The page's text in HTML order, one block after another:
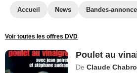
Accueil News Bandes-
Voir toutes les offres DVD
Poulet au
De Claude